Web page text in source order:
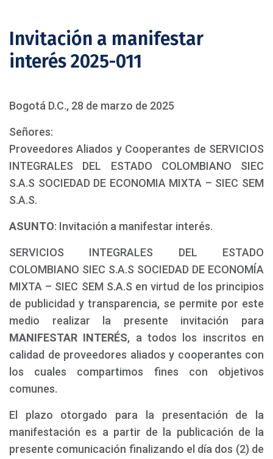
Invitación a manifestar
interés 2025-011
Bogotá D.C., 28 de marzo de 2025
Señores:
Proveedores Aliados y Cooperantes de SERVICIOS
INTEGRALES DEL ESTADO COLOMBIANO SIEC
S.A.S SOCIEDAD DE ECONOMIA MIXTA – SIEC SEM
S.A.S.
ASUNTO: Invitación a manifestar interés.
SERVICIOS INTEGRALES DEL ESTADO
COLOMBIANO SIEC S.A.S SOCIEDAD DE ECONOMÍA
MIXTA – SIEC SEM S.A.S en virtud de los principios
de publicidad y transparencia, se permite por este
medio realizar la presente invitación para
MANIFESTAR INTERÉS, a todos los inscritos en
calidad de proveedores aliados y cooperantes con
los cuales compartimos fines con objetivos
comunes.
El plazo otorgado para la presentación de la
manifestación es a partir de la publicación de la
presente comunicación finalizando el día dos (2) de